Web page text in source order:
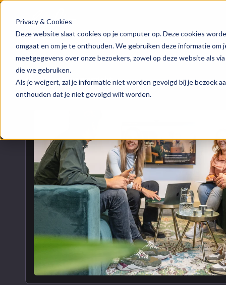
Privacy & Cookies
Deze website slaat cookies op je computer op. Deze cookies
omgaat en om je te onthouden. We gebruiken deze informatie
meetgegevens over onze bezoekers, zowel op deze website als
die we gebruiken.
Als je weigert, zal je informatie niet worden gevolgd bij je bezoek
onthouden dat je niet gevolgd wilt worden.
HubSpot implementatie
HubSpot automations
HubSpot integraties
HubSpot maatwerk AI
Over ons
Team
Contact
Blog
Naar blogoverzicht